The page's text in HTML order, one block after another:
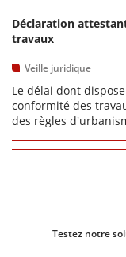
Déclaration
travaux
Veille juridique
Le délai dont
conformité des
des règles
Testez notre